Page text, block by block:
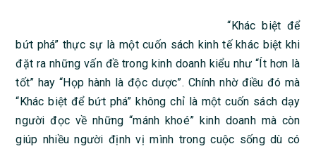
“Khác biệt để
bứt phá” thực sự là một cuốn sách kinh tế khác biệt khi
đặt ra những vấn đề trong kinh doanh kiểu như “Ít hơn là
tốt” hay “Họp hành là độc dược”. Chính nhờ điều đó mà
“Khác biệt để bứt phá” không chỉ là một cuốn sách dạy
người đọc về những “mánh khoé” kinh doanh mà còn
giúp nhiều người định vị mình trong cuộc sống dù có